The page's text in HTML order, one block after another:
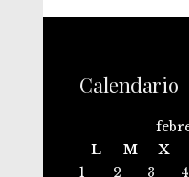
Calendario
L
M X
1
2 3 4